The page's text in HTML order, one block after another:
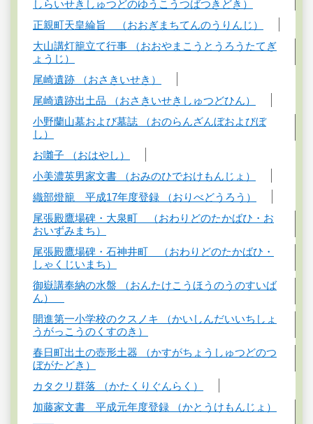
しらいせきしゅつどのゆうこうつばつきどき）
正親町天皇綸旨 （おおぎまちてんのうりんじ）
大山講灯籠立て行事 （おおやまこうとうろうたてぎ
ょうじ）
尾崎遺跡 （おさきいせき）
尾崎遺跡出土品 （おさきいせきしゅつどひん）
小野蘭山墓および墓誌 （おのらんざんぼおよびぼ
し）
お囃子 （おはやし）
小美濃英男家文書 （おみのひでおけもんじょ）
織部燈籠 平成17年度登録 （おりべどうろう）
尾張殿鷹場碑・大泉町 （おわりどのたかばひ・お
おいずみまち）
尾張殿鷹場碑・石神井町 （おわりどのたかばひ・
しゃくじいまち）
御嶽講奉納の水盤 （おんたけこうほうのうのすいば
ん）
開進第一小学校のクスノキ （かいしんだいいちしょ
うがっこうのくすのき）
春日町出土の壺形土器 （かすがちょうしゅつどのつ
ぼがたどき）
カタクリ群落 （かたくりぐんらく）
加藤家文書 平成元年度登録 （かとうけもんじょ）